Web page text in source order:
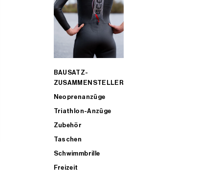
BAUSATZ-
ZUSAMMENSTELLER
Neoprenanzüge
Triathlon-Anzüge
Zubehör
Taschen
Schwimmbrille
Freizeit